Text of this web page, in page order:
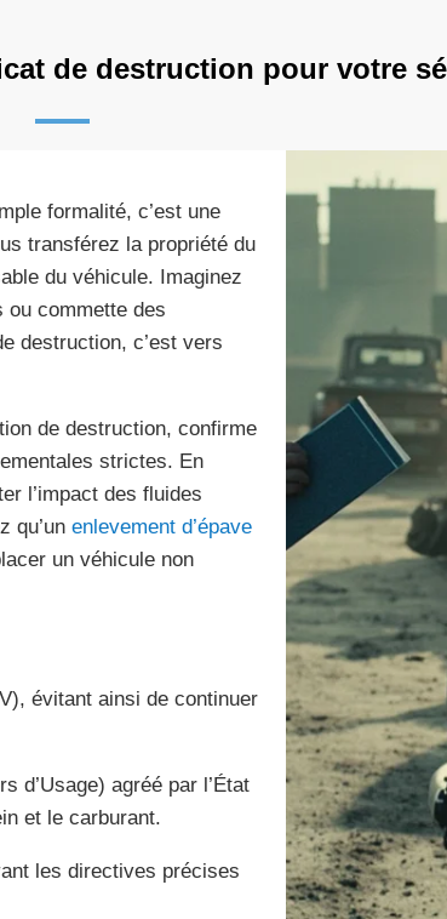
de destruction pour votre
formalité, c’est une
transférez la propriété du
du véhicule. Imaginez
ou commette des
destruction, c’est vers
de destruction, confirme
strictes. En
l’impact des fluides
qu’un enlevement d’épave
un véhicule non
évitant ainsi de continuer
d’Usage) agréé par l’État
et le carburant.
les directives précises